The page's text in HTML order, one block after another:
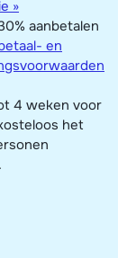
»
aanbetalen
en
4 weken voor
het